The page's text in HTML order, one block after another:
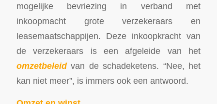
mogelijke bevriezing in verband met
inkoopmacht grote verzekeraars en
leasemaatschappijen. Deze inkoopkracht van
de verzekeraars is een afgeleide van het
omzetbeleid van de schadeketens. “Nee, het
kan niet meer”, is immers ook een antwoord.